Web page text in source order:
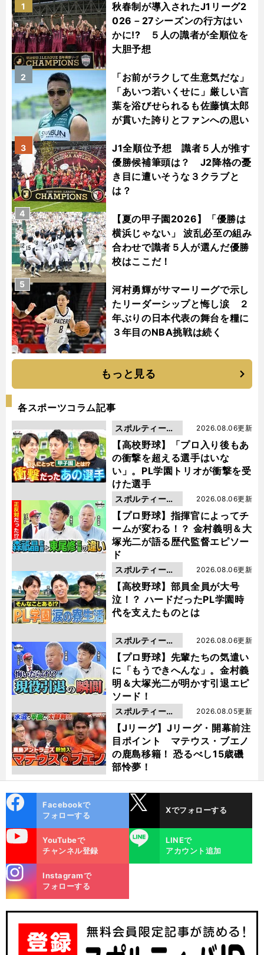
秋春制が導入されたJ1リーグ2
026－27シーズンの行方はい
かに!? ５人の識者が全順位を
大胆予想
1
「お前がラクして生意気だな」
「あいつ若いくせに」厳しい言
葉を浴びせられるも佐藤慎太郎
が貫いた誇りとファンへの思い
2
J1全順位予想 識者５人が推す
優勝候補筆頭は？ J2降格の憂
き目に遭いそうな３クラブと
は？
3
【夏の甲子園2026】「優勝は
横浜じゃない」 波乱必至の組み
合わせで識者５人が選んだ優勝
校はここだ！
4
河村勇輝がサマーリーグで示し
たリーダーシップと悔し涙 ２
年ぶりの日本代表の舞台を糧に
３年目のNBA挑戦は続く
5
もっと見る
各スポーツコラム記事
【高校野球】「プロ入り後もあ
の衝撃を超える選手はいな
い」。PL学園トリオが衝撃を受
けた選手
2026.08.06更新
スポルティーバ
動画
【プロ野球】指揮官によってチ
ームが変わる！？ 金村義明＆大
塚光二が語る歴代監督エピソー
ド
2026.08.06更新
スポルティーバ
動画
【高校野球】部員全員が大号
泣！？ ハードだったPL学園時
代を支えたものとは
2026.08.06更新
スポルティーバ
動画
【プロ野球】先輩たちの気遣い
に「もうできへんな」。金村義
明＆大塚光二が明かす引退エピ
ソード！
2026.08.06更新
スポルティーバ
動画
【Jリーグ】Jリーグ・開幕前注
目ポイント マテウス・ブエノ
の鹿島移籍！ 恐るべし15歳磯
部怜夢！
2026.08.05更新
スポルティーバ
動画
ok
Facebookで
フォローする
Xでフォローする
YouTubeで
チャンネル登録
LINE
LINEで
アカウント追加
m
Instagramで
フォローする